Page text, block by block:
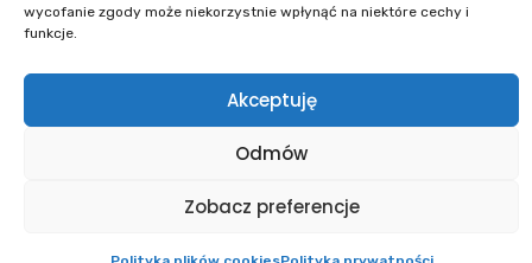
wycofanie zgody może niekorzystnie wpłynąć na niektóre cechy i
funkcje.
Akceptuję
Odmów
Zobacz preferencje
Telefon: +48 22 329 19 00
E-mail: igik@igik.edu.pl
Deklaracje dostępności
Polityka plików cookies